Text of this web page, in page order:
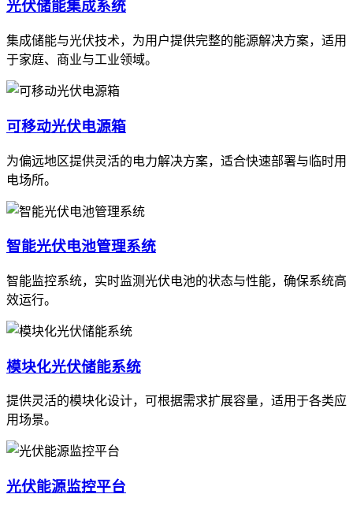
光伏储能集成系统
集成储能与光伏技术，为用户提供完整的能源解决方案，适用
于家庭、商业与工业领域。
可移动光伏电源箱
为偏远地区提供灵活的电力解决方案，适合快速部署与临时用
电场所。
智能光伏电池管理系统
智能监控系统，实时监测光伏电池的状态与性能，确保系统高
效运行。
模块化光伏储能系统
提供灵活的模块化设计，可根据需求扩展容量，适用于各类应
用场景。
光伏能源监控平台